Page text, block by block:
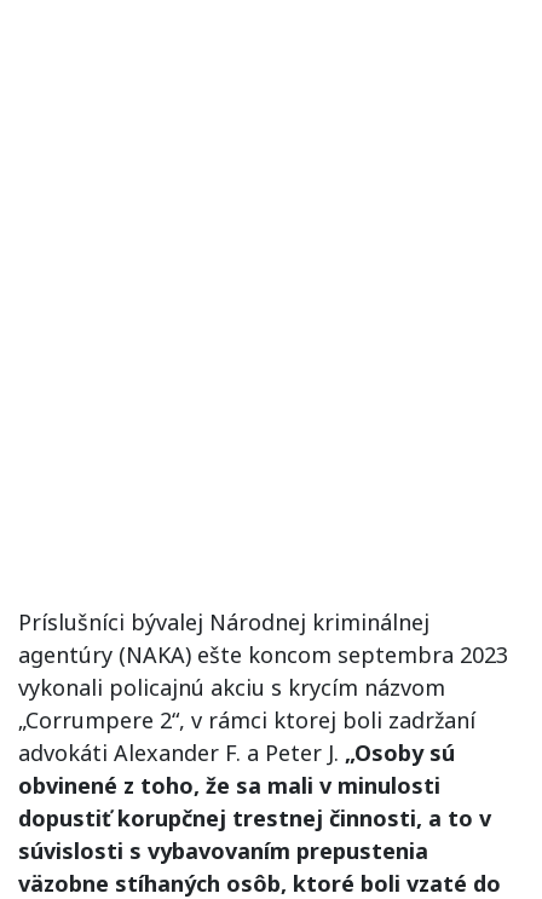
Príslušníci bývalej Národnej kriminálnej
agentúry (NAKA) ešte koncom septembra 2023
vykonali policajnú akciu s krycím názvom
„Corrumpere 2“, v rámci ktorej boli zadržaní
advokáti Alexander F. a Peter J. „Osoby sú
obvinené z toho, že sa mali v minulosti
dopustiť korupčnej trestnej činnosti, a to v
súvislosti s vybavovaním prepustenia
väzobne stíhaných osôb, ktoré boli vzaté do